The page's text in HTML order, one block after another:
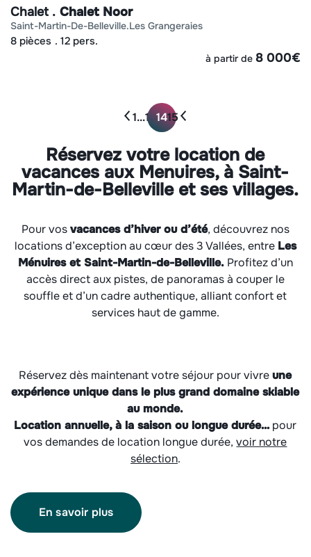
Réservez votre location de
vacances aux Menuires, à Saint-
Martin-de-Belleville et ses villages.
Chalet Chalet Noor
saint-martin-de-belleville les grangeraies
8 pièces 12 pers.
à partir de 8 000€
1...131415
Pour vosvacances d’hiver ou d’été, découvrez nos
locations d’exception au cœur des 3 Vallées, entre Les
Ménuires et Saint-Martin-de-Belleville.Profitez d’un
accès direct aux pistes, de panoramas à couper le
souffle et d’un cadre authentique, alliant confort et
services haut de gamme.
Réservez dès maintenant votre séjour pour vivreune
expérience unique dans le plus grand domaine skiable
au monde.
Location annuelle, à la saison ou longue durée…pour
vos demandes de location longue durée,voir notre
sélection.
En savoir plus